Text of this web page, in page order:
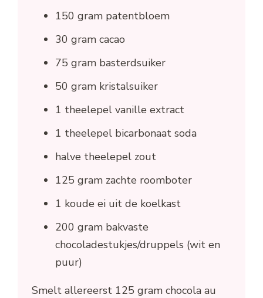
150 gram patentbloem
30 gram cacao
75 gram basterdsuiker
50 gram kristalsuiker
1 theelepel vanille extract
1 theelepel bicarbonaat soda
halve theelepel zout
125 gram zachte roomboter
1 koude ei uit de koelkast
200 gram bakvaste
chocoladestukjes/druppels (wit en
puur)
Smelt allereerst 125 gram chocola au